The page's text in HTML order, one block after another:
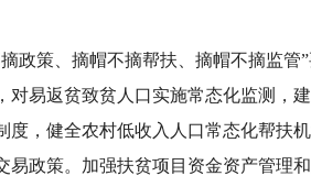
政策、摘帽不摘帮扶、摘帽不摘监
对易返贫致贫人口实施常态化监测，
度，健全农村低收入人口常态化帮扶
易政策。加强扶贫项目资金资产管理